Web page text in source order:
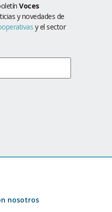
Voces
y novedades de
y el sector
nosotros